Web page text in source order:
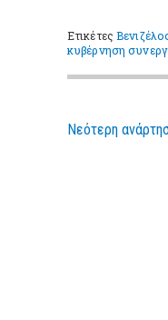
Ετικέτες
κυβέρνηση
Νεότερη